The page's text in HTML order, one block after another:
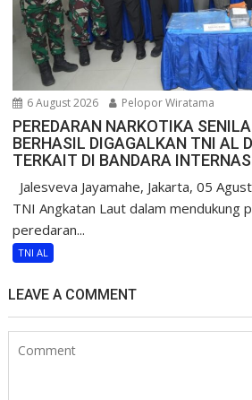
6 August 2026 Pelopor Wiratama
PEREDARAN NARKOTIKA
BERHASIL DIGAGALKAN TNI AL
TERKAIT DI BANDARA
Jalesveva Jayamahe, Jakarta, 05
TNI Angkatan Laut dalam mendukung
peredaran...
TNI AL
LEAVE A COMMENT